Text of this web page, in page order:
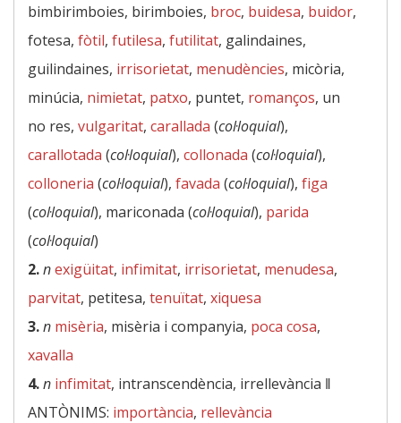
bimbirimboies, birimboies, broc, buidesa, buidor,
fotesa, fòtil, futilesa, futilitat, galindaines,
guilindaines, irrisorietat, menudències, micòria,
minúcia, nimietat, patxo, puntet, romanços, un
no res, vulgaritat, carallada (col·loquial),
carallotada (col·loquial), collonada (col·loquial),
colloneria (col·loquial), favada (col·loquial), figa
(col·loquial), mariconada (col·loquial), parida
(col·loquial)
2.nexigüitat, infimitat, irrisorietat, menudesa,
parvitat, petitesa, tenuïtat, xiquesa
3.n misèria, misèria i companyia, poca cosa,
xavalla
4.n infimitat, intranscendència, irrellevància ‖
ANTÒNIMS: importància, rellevància